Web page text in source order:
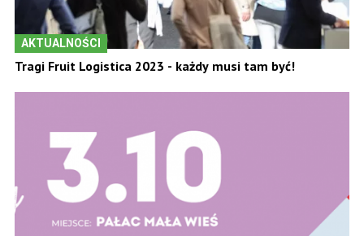
AKTUALNOŚCI
Tragi Fruit Logistica 2023 - każdy musi tam być!